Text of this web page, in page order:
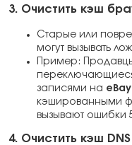
3. Очистить кэш
Старые или
могут вызывать
Пример:
записями на eBay
кэшированными
вызывают ошибки
4. Очистить кэш DNS